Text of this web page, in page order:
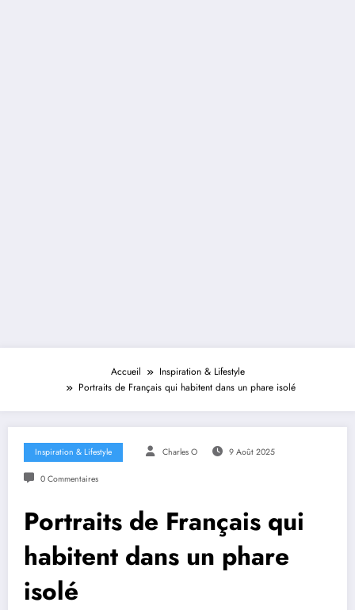
Accueil
Inspiration & Lifestyle
Portraits de Français qui habitent dans un phare isolé
Inspiration & Lifestyle Charles O 9 Août 2025
0 Commentaires
Portraits de Français qui
habitent dans un phare
isolé